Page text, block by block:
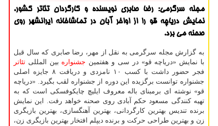
مجله سرگرمی: رضا صابری نویسنده و كارگردان تئاتر كشور،
نمایش دریاچه قو را از اواخر آبان در تماشاخانه ایرانشهر روی
صحنه می برد.
به گزارش مجله سرگرمی به نقل از مهر، رضا صابری كه سال قبل
با نمایش «دریاچه قو» در سی و هفتمین جشنواره بین المللی تئاتر
فجر حضور داشت با كسب ۱۰ نامزدی و دریافت ۸ جایزه اصلی
جشنواره توانست برگزیده این دوره از جشنواره لقب بگیرد. «دریاچه
قو» نوشته ای برمبنای باله معروف ایلیچ چایكوفسكی است كه به
تهیه كنندگی مسعود حكم آبادی روی صحنه خواهد رفت. این نمایش
برنده تندیس بهترین كارگردانی، بهترین آهنگسازی، بهترین بازیگری
زن و بهترین طراحی حركت و برنده دیپلم افتخار بهترین بازیگری زن،